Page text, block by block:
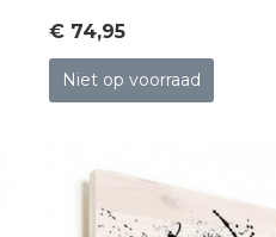
€ 74,95
Niet op voorraad